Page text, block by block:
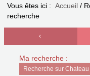
Vous êtes ici : Accueil /
recherche
Ma recherche :
Recherche sur